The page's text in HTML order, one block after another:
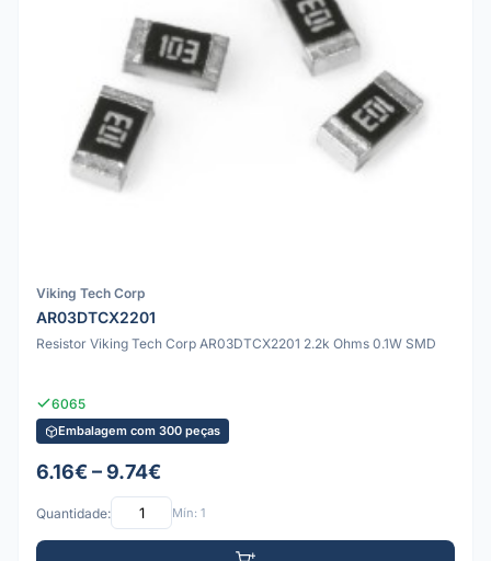
Viking Tech Corp
AR03DTCX2201
Resistor Viking Tech Corp AR03DTCX2201 2.2k Ohms 0.1W SMD
6065
Embalagem com 300 peças
6.16€ – 9.74€
Quantidade: Mín: 1